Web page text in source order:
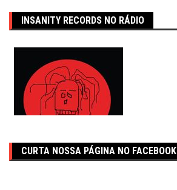
INSANITY RECORDS NO RÁDIO
CURTA NOSSA PÁGINA NO FACEBOOK